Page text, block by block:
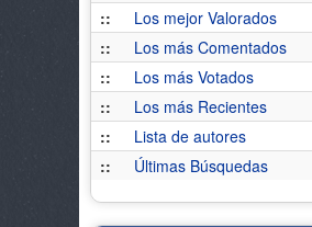
::
Los mejor Valorados
::
Los más Comentados
::
Los más Votados
::
Los más Recientes
::
Lista de autores
::
Últimas Búsquedas